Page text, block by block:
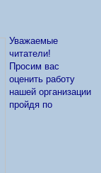
Уважаемые
читатели!
Просим вас
оценить работу
нашей организации
пройдя по